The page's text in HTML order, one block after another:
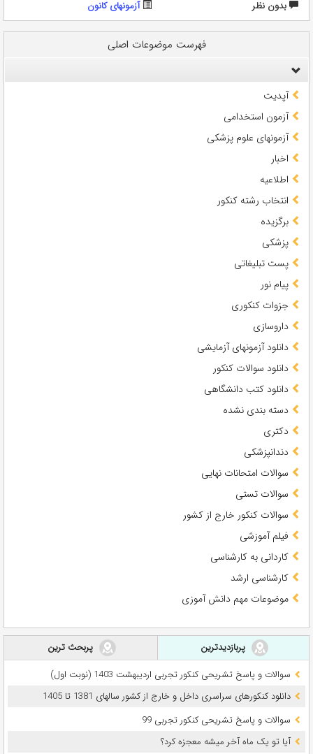
بدون نظر آزمونهای کانون
فهرست موضوعات اصلی
آپدیت
آزمون استخدامی
آزمونهای علوم پزشکی
اخبار
اطلاعیه
انتخاب رشته کنکور
برگزیده
پزشکی
پست تبلیغاتی
پیام نور
جزوات کنکوری
داروسازی
دانلود آزمونهای آزمایشی
دانلود سوالات کنکور
دانلود کتب دانشگاهی
دسته بندی نشده
دکتری
دندانپزشکی
سوالات امتحانات نهایی
سوالات تستی
سوالات کنکور خارج از کشور
فیلم آموزشی
کاردانی به کارشناسی
کارشناسی ارشد
موضوعات مهم دانش آموزی
پربازدیدترین
پربحث ترین
سوالات و پاسخ تشریحی کنکور تجربی اردیبهشت 1403 (نوبت اول)
دانلود کنکورهای سراسری داخل و خارج از کشور سالهای 1381 تا 1405
سوالات و پاسخ تشریحی کنکور تجربی 99
آیا تو یک ماه آخر میشه معجزه کرد؟